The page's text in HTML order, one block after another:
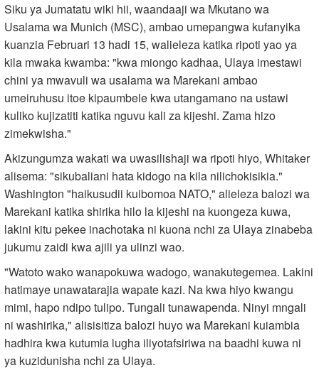
Siku ya Jumatatu wiki hii, waandaaji wa Mkutano wa
Usalama wa Munich (MSC), ambao umepangwa kufanyika
kuanzia Februari 13 hadi 15, walieleza katika ripoti yao ya
kila mwaka kwamba: "kwa miongo kadhaa, Ulaya imestawi
chini ya mwavuli wa usalama wa Marekani ambao
umeiruhusu itoe kipaumbele kwa utangamano na ustawi
kuliko kujizatiti katika nguvu kali za kijeshi. Zama hizo
zimekwisha."
Akizungumza wakati wa uwasilishaji wa ripoti hiyo, Whitaker
alisema: "sikubaliani hata kidogo na kila nilichokisikia."
Washington "haikusudii kuibomoa NATO," alieleza balozi wa
Marekani katika shirika hilo la kijeshi na kuongeza kuwa,
lakini kitu pekee inachotaka ni kuona nchi za Ulaya zinabeba
jukumu zaidi kwa ajili ya ulinzi wao.
"Watoto wako wanapokuwa wadogo, wanakutegemea. Lakini
hatimaye unawatarajia wapate kazi. Na kwa hiyo kwangu
mimi, hapo ndipo tulipo. Tungali tunawapenda. Ninyi mngali
ni washirika," alisisitiza balozi huyo wa Marekani kuiambia
hadhira kwa kutumia lugha iliyotafsiriwa na baadhi kuwa ni
ya kuzidunisha nchi za Ulaya.